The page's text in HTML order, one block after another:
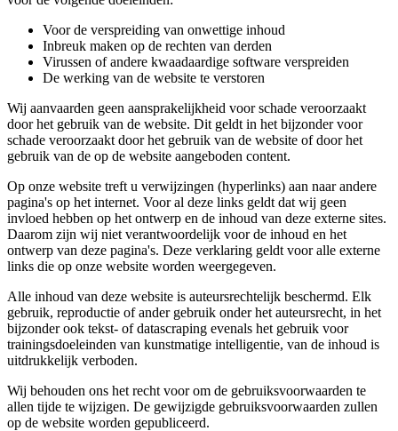
Voor de verspreiding van onwettige inhoud
Inbreuk maken op de rechten van derden
Virussen of andere kwaadaardige software verspreiden
De werking van de website te verstoren
Wij aanvaarden geen aansprakelijkheid voor schade veroorzaakt
door het gebruik van de website. Dit geldt in het bijzonder voor
schade veroorzaakt door het gebruik van de website of door het
gebruik van de op de website aangeboden content.
Op onze website treft u verwijzingen (hyperlinks) aan naar andere
pagina's op het internet. Voor al deze links geldt dat wij geen
invloed hebben op het ontwerp en de inhoud van deze externe sites.
Daarom zijn wij niet verantwoordelijk voor de inhoud en het
ontwerp van deze pagina's. Deze verklaring geldt voor alle externe
links die op onze website worden weergegeven.
Alle inhoud van deze website is auteursrechtelijk beschermd. Elk
gebruik, reproductie of ander gebruik onder het auteursrecht, in het
bijzonder ook tekst- of datascraping evenals het gebruik voor
trainingsdoeleinden van kunstmatige intelligentie, van de inhoud is
uitdrukkelijk verboden.
Wij behouden ons het recht voor om de gebruiksvoorwaarden te
allen tijde te wijzigen. De gewijzigde gebruiksvoorwaarden zullen
op de website worden gepubliceerd.